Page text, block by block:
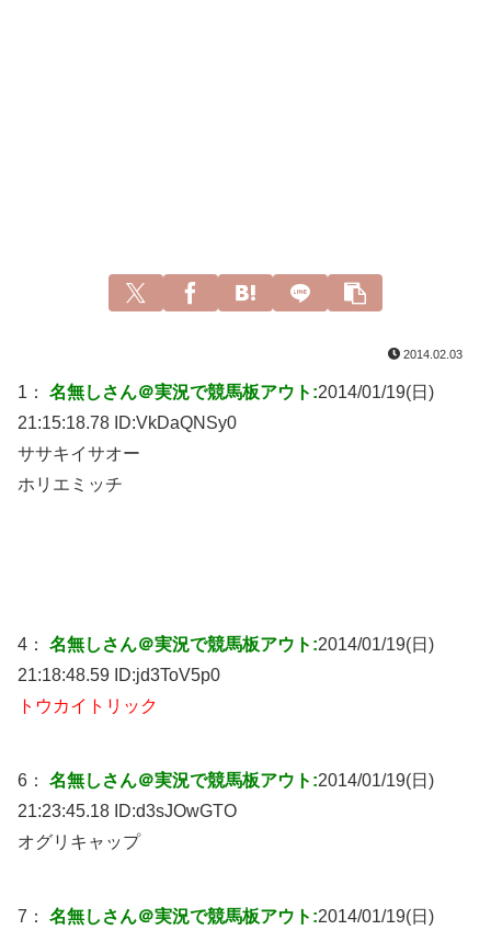
2014.02.03
1： 名無しさん＠実況で競馬板アウト:2014/01/19(日)
21:15:18.78 ID:VkDaQNSy0
ササキイサオー
ホリエミッチ
4： 名無しさん＠実況で競馬板アウト:2014/01/19(日)
21:18:48.59 ID:jd3ToV5p0
トウカイトリック
6： 名無しさん＠実況で競馬板アウト:2014/01/19(日)
21:23:45.18 ID:d3sJOwGTO
オグリキャップ
7： 名無しさん＠実況で競馬板アウト:2014/01/19(日)